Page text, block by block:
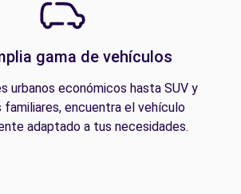
gama de vehículos
urbanos económicos hasta SUV y
encuentra el vehículo
adaptado a tus necesidades.